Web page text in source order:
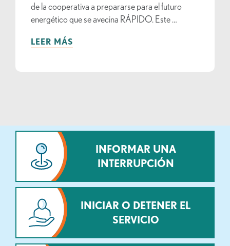
de la cooperativa a prepararse para el futuro
energético que se avecina RÁPIDO. Este …
LEER MÁS
INFORMAR UNA
INTERRUPCIÓN
INICIAR O DETENER EL
SERVICIO